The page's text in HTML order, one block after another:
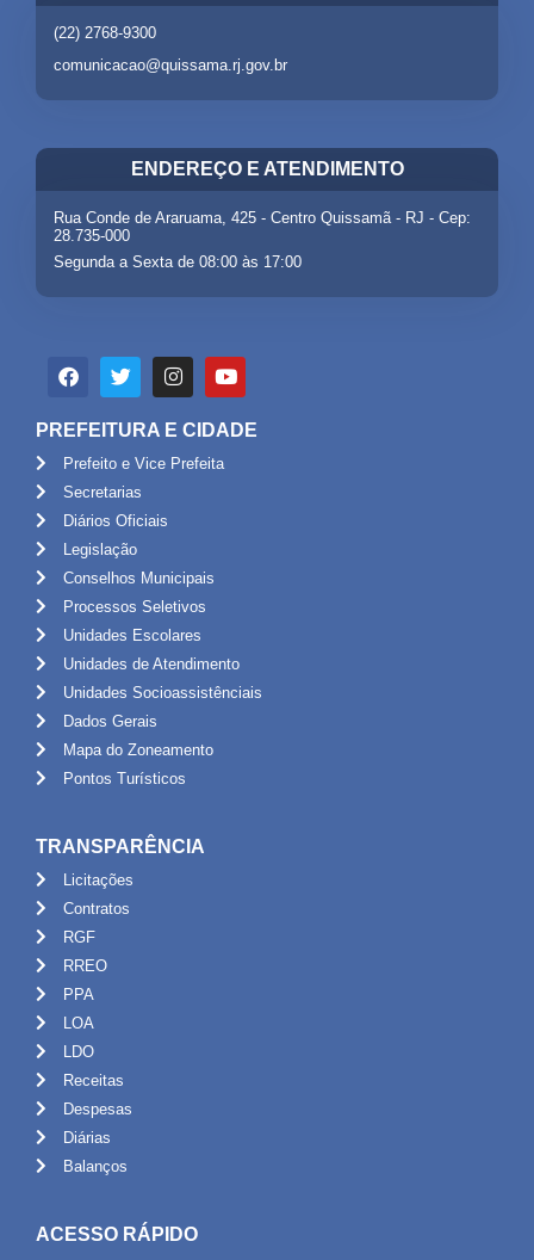
(22) 2768-9300
comunicacao@quissama.rj.gov.br
ENDEREÇO E ATENDIMENTO
Rua Conde de Araruama, 425 - Centro Quissamã - RJ - Cep:
28.735-000
Segunda a Sexta de 08:00 às 17:00
PREFEITURA E CIDADE
Prefeito e Vice Prefeita
Secretarias
Diários Oficiais
Legislação
Conselhos Municipais
Processos Seletivos
Unidades Escolares
Unidades de Atendimento
Unidades Socioassistênciais
Dados Gerais
Mapa do Zoneamento
Pontos Turísticos
TRANSPARÊNCIA
Licitações
Contratos
RGF
RREO
PPA
LOA
LDO
Receitas
Despesas
Diárias
Balanços
ACESSO RÁPIDO